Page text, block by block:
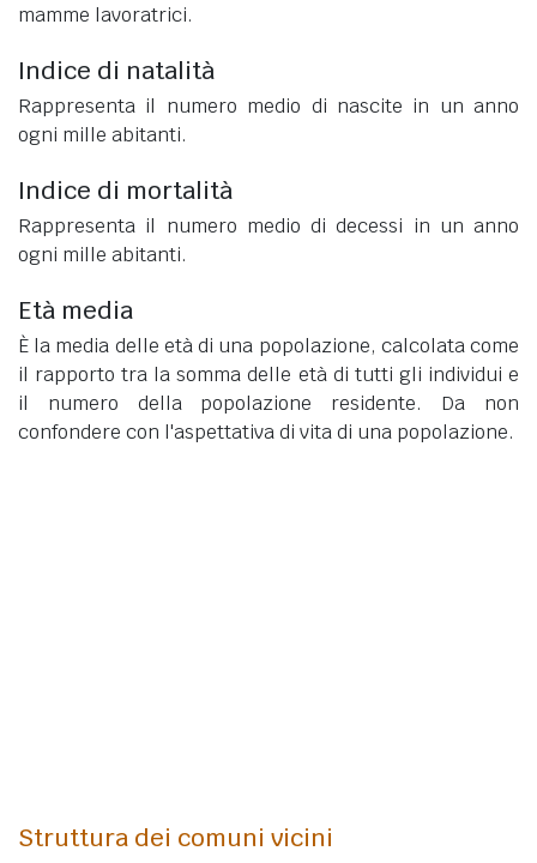
mamme lavoratrici.
Indice di natalità
Rappresenta il numero medio di nascite in un anno
ogni mille abitanti.
Indice di mortalità
Rappresenta il numero medio di decessi in un anno
ogni mille abitanti.
Età media
È la media delle età di una popolazione, calcolata come
il rapporto tra la somma delle età di tutti gli individui e
il numero della popolazione residente. Da non
confondere con l'aspettativa di vita di una popolazione.
Struttura dei comuni vicini